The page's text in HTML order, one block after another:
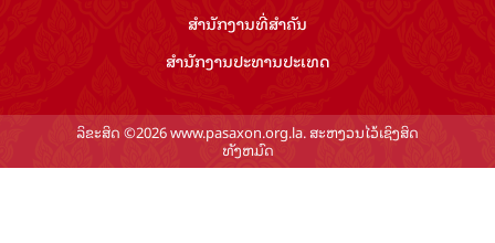
ສຳ​ນັກ​ງານ​ທີ່​ສຳ​ຄັນ
ສຳ​ນັກ​ງານ​ປະ​ທານ​ປະ​ເທດ
ລິຂະສິດ ©2026 www.pasaxon.org.la. ສະຫງວນໄວ້ເຊິງສິດ
ທັງຫມົດ